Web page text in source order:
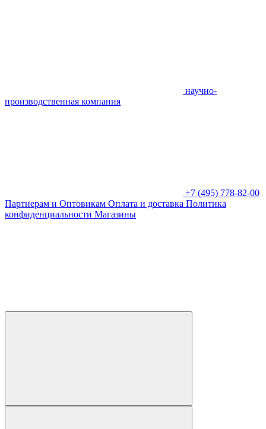
научно-
производственная компания
+7 (495) 778-82-00
Партнерам и Оптовикам Оплата и доставка Политика
конфиденциальности Магазины